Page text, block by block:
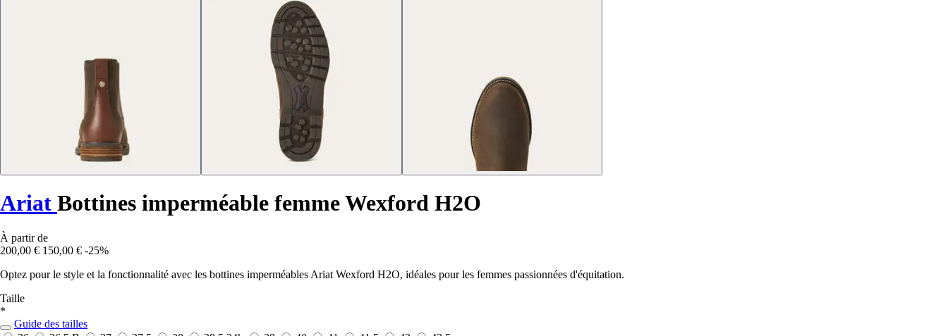
Ariat Bottines imperméable femme Wexford H2O
À partir de
200,00 € 150,00 € -25%
Optez pour le style et la fonctionnalité avec les bottines imperméables Ariat Wexford H2O, idéales pour les femmes passionnées d'équitation.
Taille
*
Guide des tailles